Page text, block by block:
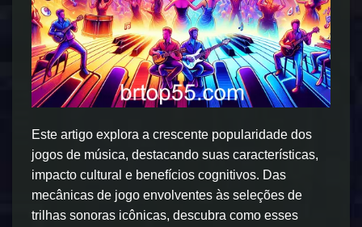
Este artigo explora a crescente popularidade dos
jogos de música, destacando suas características,
impacto cultural e benefícios cognitivos. Das
mecânicas de jogo envolventes às seleções de
trilhas sonoras icônicas, descubra como esses